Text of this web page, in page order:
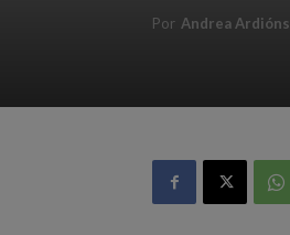
Por Andrea Ardións